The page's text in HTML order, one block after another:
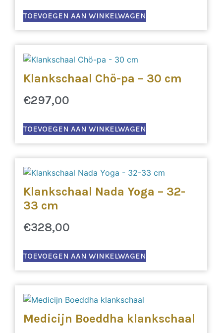
TOEVOEGEN AAN WINKELWAGEN
Klankschaal Chö-pa – 30 cm
€297,00
TOEVOEGEN AAN WINKELWAGEN
Klankschaal Nada Yoga – 32-
33 cm
€328,00
TOEVOEGEN AAN WINKELWAGEN
Medicijn Boeddha klankschaal